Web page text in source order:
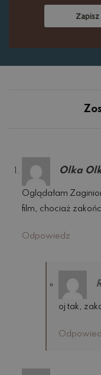
Zapisz
Olka
Oglądałam
film, chociaż
Odpowiedz
oj tak,